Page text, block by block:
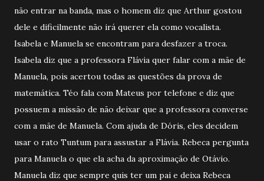
não entrar na banda, mas o homem diz que Arthur gostou
dele e dificilmente não irá querer ela como vocalista.
Isabela e Manuela se encontram para desfazer a troca.
Isabela diz que a professora Flávia quer falar com a mãe de
Manuela, pois acertou todas as questões da prova de
matemática. Téo fala com Mateus por telefone e diz que
possuem a missão de não deixar que a professora converse
com a mãe de Manuela. Com ajuda de Dóris, eles decidem
usar o rato Tuntum para assustar a Flávia. Rebeca pergunta
para Manuela o que ela acha da aproximação de Otávio.
Manuela diz que sempre quis ter um pai e deixa Rebeca